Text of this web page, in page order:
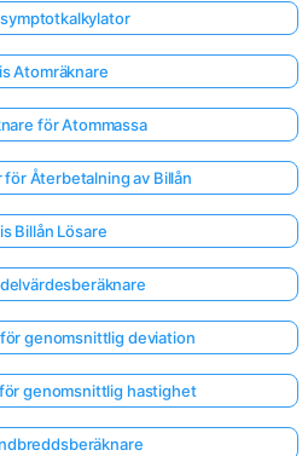
Atomräknare
för Atommassa
för Återbetalning av Billån
Billån Lösare
genomsnittlig deviation
genomsnittlig hastighet